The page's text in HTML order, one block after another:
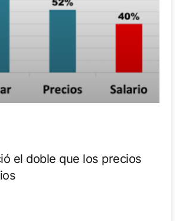
el doble que los precios